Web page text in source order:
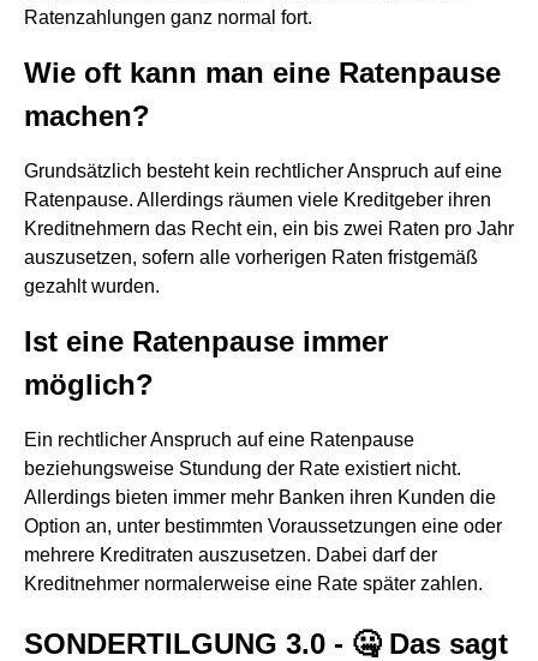
Ratenzahlungen ganz normal fort.
Wie oft kann man eine Ratenpause
machen?
Grundsätzlich besteht kein rechtlicher Anspruch auf eine
Ratenpause. Allerdings räumen viele Kreditgeber ihren
Kreditnehmern das Recht ein, ein bis zwei Raten pro Jahr
auszusetzen, sofern alle vorherigen Raten fristgemäß
gezahlt wurden.
Ist eine Ratenpause immer
möglich?
Ein rechtlicher Anspruch auf eine Ratenpause
beziehungsweise Stundung der Rate existiert nicht.
Allerdings bieten immer mehr Banken ihren Kunden die
Option an, unter bestimmten Voraussetzungen eine oder
mehrere Kreditraten auszusetzen. Dabei darf der
Kreditnehmer normalerweise eine Rate später zahlen.
SONDERTILGUNG 3.0 - 🤐 Das sagt